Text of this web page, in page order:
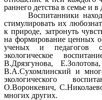
раннего детства в семье и в
Воспитанники
стимулировать их
к природе, затронуть
на формирование ценных
ученых и педагогов
экологическое
В.Дрязгунова,
В.А.Сухомлинский и
экологического
О.Воронкевич,
многих других.